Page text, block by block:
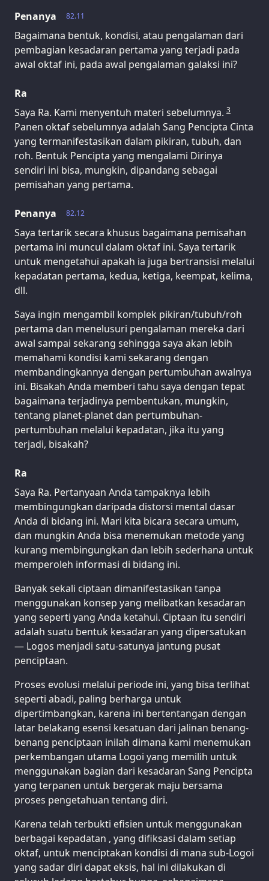
82.11
Penanya
Bagaimana bentuk, kondisi, atau pengalaman dari
pembagian kesadaran pertama yang terjadi pada
awal oktaf ini, pada awal pengalaman galaksi ini?
Ra
Saya Ra. Kami menyentuh materi sebelumnya. 3
Panen oktaf sebelumnya adalah Sang Pencipta Cinta
yang termanifestasikan dalam pikiran, tubuh, dan
roh. Bentuk Pencipta yang mengalami Dirinya
sendiri ini bisa, mungkin, dipandang sebagai
pemisahan yang pertama.
82.12
Penanya
Saya tertarik secara khusus bagaimana pemisahan
pertama ini muncul dalam oktaf ini. Saya tertarik
untuk mengetahui apakah ia juga bertransisi melalui
kepadatan pertama, kedua, ketiga, keempat, kelima,
dll.
Saya ingin mengambil komplek pikiran/tubuh/roh
pertama dan menelusuri pengalaman mereka dari
awal sampai sekarang sehingga saya akan lebih
memahami kondisi kami sekarang dengan
membandingkannya dengan pertumbuhan awalnya
ini. Bisakah Anda memberi tahu saya dengan tepat
bagaimana terjadinya pembentukan, mungkin,
tentang planet-planet dan pertumbuhan-
pertumbuhan melalui kepadatan, jika itu yang
terjadi, bisakah?
Ra
Saya Ra. Pertanyaan Anda tampaknya lebih
membingungkan daripada distorsi mental dasar
Anda di bidang ini. Mari kita bicara secara umum,
dan mungkin Anda bisa menemukan metode yang
kurang membingungkan dan lebih sederhana untuk
memperoleh informasi di bidang ini.
Banyak sekali ciptaan dimanifestasikan tanpa
menggunakan konsep yang melibatkan kesadaran
yang seperti yang Anda ketahui. Ciptaan itu sendiri
adalah suatu bentuk kesadaran yang dipersatukan
— Logos menjadi satu-satunya jantung pusat
penciptaan.
Proses evolusi melalui periode ini, yang bisa terlihat
seperti abadi, paling berharga untuk
dipertimbangkan, karena ini bertentangan dengan
latar belakang esensi kesatuan dari jalinan benang-
benang penciptaan inilah dimana kami menemukan
perkembangan utama Logoi yang memilih untuk
menggunakan bagian dari kesadaran Sang Pencipta
yang terpanen untuk bergerak maju bersama
proses pengetahuan tentang diri.
Karena telah terbukti efisien untuk menggunakan
berbagai kepadatan , yang difiksasi dalam setiap
oktaf, untuk menciptakan kondisi di mana sub-Logoi
yang sadar diri dapat eksis, hal ini dilakukan di